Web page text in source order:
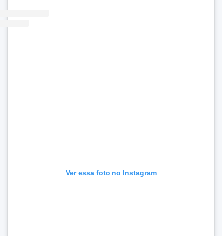
Ver essa foto no Instagram